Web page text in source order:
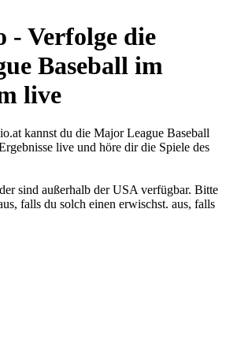
- Verfolge die
Baseball im
live
kannst du die Major League Baseball
live und höre dir die Spiele des
sind außerhalb der USA verfügbar. Bitte
falls du solch einen erwischst. aus, falls